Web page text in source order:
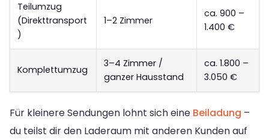
Teilumzug
(Direkttransport
)
1–2 Zimmer
ca. 900 –
1.400 €
Komplettumzug
3–4 Zimmer /
ganzer Hausstand
ca. 1.800 –
3.050 €
Für kleinere Sendungen lohnt sich eine Beiladung –
du teilst dir den Laderaum mit anderen Kunden auf